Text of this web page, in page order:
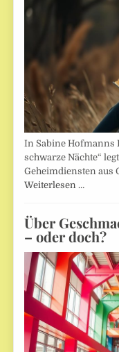
In Sabine Hofmanns
schwarze Nächte“
Geheimdiensten aus
Weiterlesen …
Über
– oder doch?